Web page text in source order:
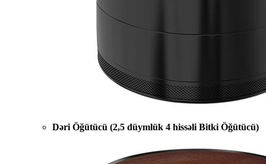
Dəri Öğütücü (2,5 düymlük 4 hissəli Bitki Öğütücü)